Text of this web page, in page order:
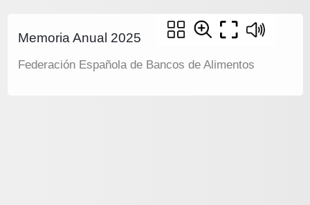
Memoria Anual 2025
Federación Española de Bancos de Alimentos